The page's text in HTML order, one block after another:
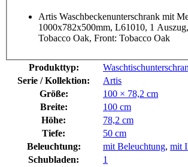
Artis Waschbeckenunterschrank mit
1000x782x500mm, L61010, 1
Tobacco Oak, Front: Tobacco Oak
Produkttyp:
Serie / Kollektion:
Artis
Größe:
100 × 78,2 cm
Breite:
100 cm
Höhe:
78,2 cm
Tiefe:
50 cm
Beleuchtung:
mit Beleuchtung, mit
Schubladen:
1